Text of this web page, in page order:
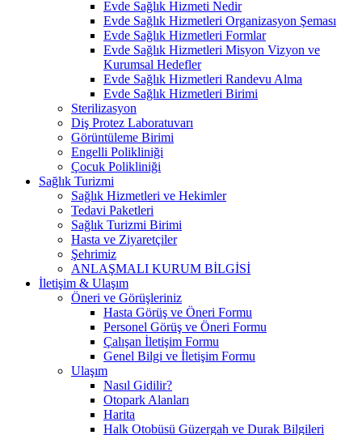
Evde Sağlık Hizmeti Nedir
Evde Sağlık Hizmetleri Organizasyon Şeması
Evde Sağlık Hizmetleri Formlar
Evde Sağlık Hizmetleri Misyon Vizyon ve
Kurumsal Hedefler
Evde Sağlık Hizmetleri Randevu Alma
Evde Sağlık Hizmetleri Birimi
Sterilizasyon
Diş Protez Laboratuvarı
Görüntüleme Birimi
Engelli Polikliniği
Çocuk Polikliniği
Sağlık Turizmi
Sağlık Hizmetleri ve Hekimler
Tedavi Paketleri
Sağlık Turizmi Birimi
Hasta ve Ziyaretçiler
Şehrimiz
ANLAŞMALI KURUM BİLGİSİ
İletişim & Ulaşım
Öneri ve Görüşleriniz
Hasta Görüş ve Öneri Formu
Personel Görüş ve Öneri Formu
Çalışan İletişim Formu
Genel Bilgi ve İletişim Formu
Ulaşım
Nasıl Gidilir?
Otopark Alanları
Harita
Halk Otobüsü Güzergah ve Durak Bilgileri